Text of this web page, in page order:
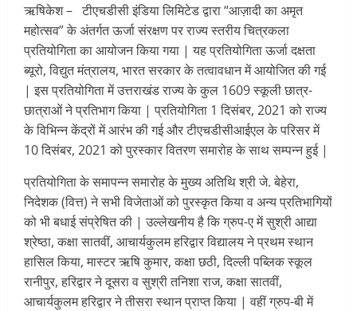
ऋषिकेश – टीएचडीसी इंडिया लिमिटेड द्वारा “आज़ादी का अमृत
महोत्सव” के अंतर्गत ऊर्जा संरक्षण पर राज्य स्तरीय चित्रकला
प्रतियोगिता का आयोजन किया गया | यह प्रतियोगिता ऊर्जा दक्षता
ब्यूरो, विद्युत मंत्रालय, भारत सरकार के तत्वावधान में आयोजित की गई
| इस प्रतियोगिता में उत्तराखंड राज्य के कुल 1609 स्कूली छात्र-
छात्राओं ने प्रतिभाग किया | प्रतियोगिता 1 दिसंबर, 2021 को राज्य
के विभिन्न केंद्रों में आरंभ की गई और टीएचडीसीआईएल के परिसर में
10 दिसंबर, 2021 को पुरस्कार वितरण समारोह के साथ सम्पन्न हुई |
प्रतियोगिता के समापन्न समारोह के मुख्य अतिथि श्री जे. बेहेरा,
निदेशक (वित्त) ने सभी विजेताओं को पुरस्कृत किया व अन्य प्रतिभागियों
को भी बधाई संप्रेषित की | उल्लेखनीय है कि ग्रुप-ए में सुश्री आद्या
श्रेष्ठा, कक्षा सातवीं, आचार्यकुलम हरिद्वार विद्यालय ने प्रथम स्थान
हासिल किया, मास्टर ऋषि कुमार, कक्षा छठी, दिल्ली पब्लिक स्कूल
रानीपुर, हरिद्वार ने दूसरा व सुश्री तनिशा राज, कक्षा सातवीं,
आचार्यकुलम हरिद्वार ने तीसरा स्थान प्राप्त किया | वहीं ग्रुप-बी में